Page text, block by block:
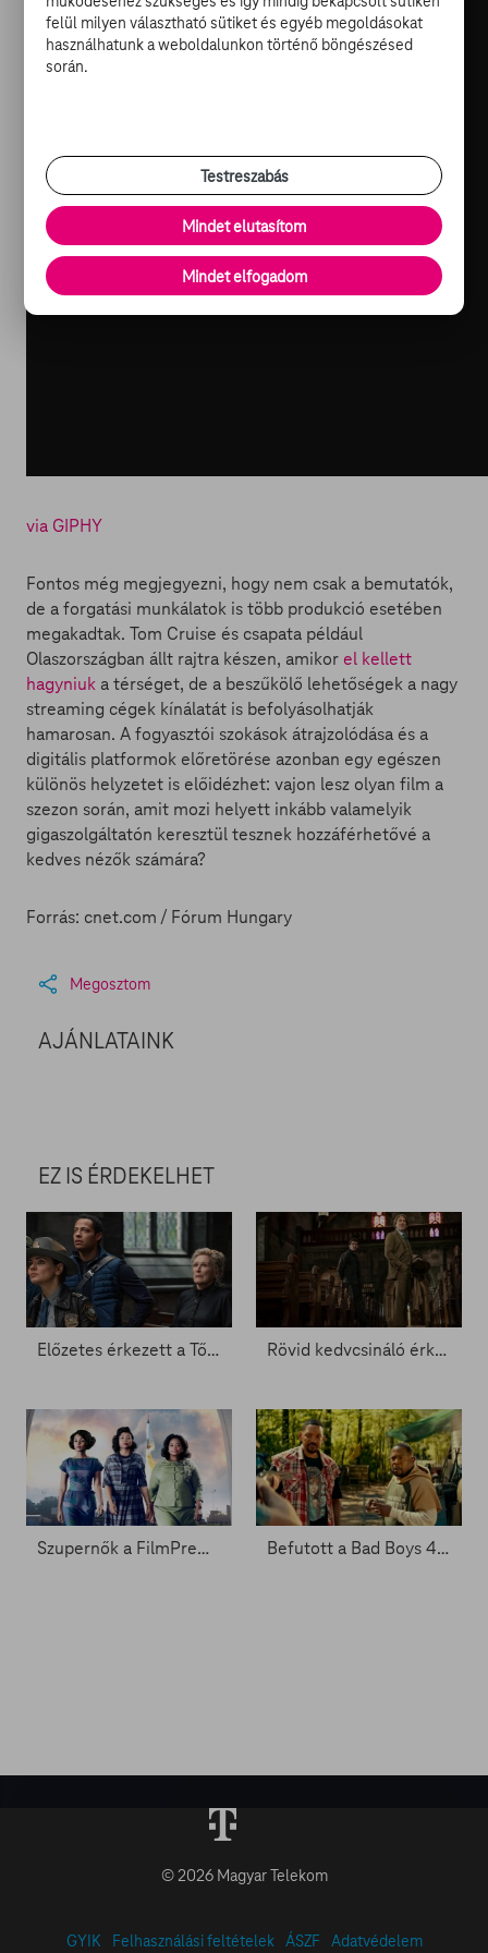
via GIPHY
Fontos még megjegyezni, hogy nem csak a bemutatók,
de a forgatási munkálatok is több produkció esetében
megakadtak. Tom Cruise és csapata például
Olaszországban állt rajtra készen, amikor el kellett
hagyniuk a térséget, de a beszűkölő lehetőségek a nagy
streaming cégek kínálatát is befolyásolhatják
hamarosan. A fogyasztói szokások átrajzolódása és a
digitális platformok előretörése azonban egy egészen
különös helyzetet is előidézhet: vajon lesz olyan film a
szezon során, amit mozi helyett inkább valamelyik
gigaszolgáltatón keresztül tesznek hozzáférhetővé a
kedves nézők számára?
Forrás: cnet.com / Fórum Hungary
Megosztom
AJÁNLATAINK
EZ IS ÉRDEKELHET
Előzetes érkezett a Tőrbe ejtve új részéhez - Zacc nélkül 2031. Rövid kedvcsináló érkezett a Tőrbe ejtvéhez - Zacc nélkül 1958.
Szupernők a FilmPremier nőnapi válogatásában! Befutott a Bad Boys 4. előzetese - Zacc nélkül 1848.
© 2026 Magyar Telekom
GYIK Felhasználási feltételek ÁSZF Adatvédelem
felül milyen választható sütiket és egyéb megoldásokat
használhatunk a weboldalunkon történő böngészésed
során.
Testreszabás
Mindet elutasítom
Mindet elfogadom